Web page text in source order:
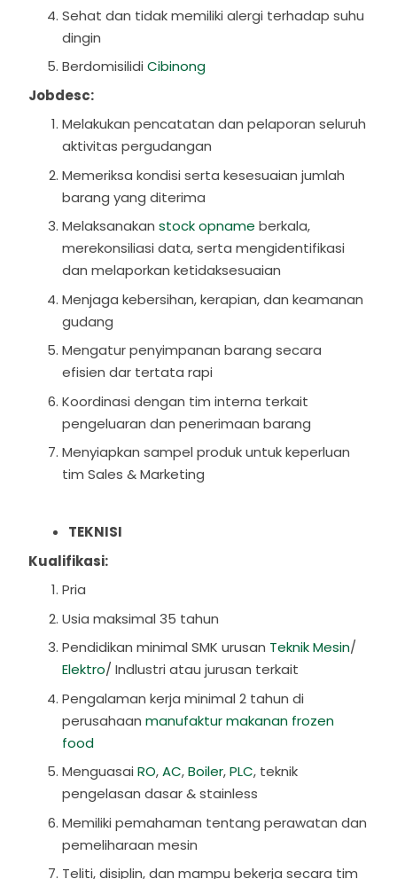
Sehat dan tidak memiliki alergi terhadap suhu
dingin
Berdomisilidi Cibinong
Jobdesc:
Melakukan pencatatan dan pelaporan seluruh
aktivitas pergudangan
Memeriksa kondisi serta kesesuaian jumlah
barang yang diterima
Melaksanakan stock opname berkala,
merekonsiliasi data, serta mengidentifikasi
dan melaporkan ketidaksesuaian
Menjaga kebersihan, kerapian, dan keamanan
gudang
Mengatur penyimpanan barang secara
efisien dar tertata rapi
Koordinasi dengan tim interna terkait
pengeluaran dan penerimaan barang
Menyiapkan sampel produk untuk keperluan
tim Sales & Marketing
TEKNISI
Kualifikasi:
Pria
Usia maksimal 35 tahun
Pendidikan minimal SMK urusan Teknik Mesin/
Elektro/ Indlustri atau jurusan terkait
Pengalaman kerja minimal 2 tahun di
perusahaan manufaktur makanan frozen
food
Menguasai RO,AC,Boiler,PLC, teknik
pengelasan dasar & stainless
Memiliki pemahaman tentang perawatan dan
pemeliharaan mesin
Teliti, disiplin, dan mampu bekerja secara tim